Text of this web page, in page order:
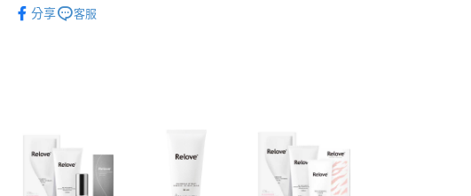
２．訂單成立數日內，您將收到繳費通知簡訊。
付客戶支援中心」
【注意事項】
１．透過由恩沛科技股份有限公司提供之「AFTEE先享後付」服務完成之
付款後全家取貨
每筆NT$100，滿NT$600(含以上)免運費
7-11付款取貨
分享 客服